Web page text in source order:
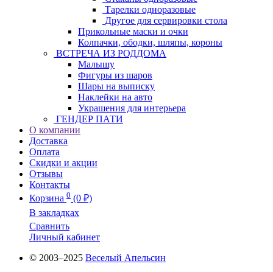
Тарелки одноразовые
Другое для сервировки стола
Прикольные маски и очки
Колпачки, ободки, шляпы, короны
ВСТРЕЧА ИЗ РОДДОМА
Малышу
Фигуры из шаров
Шары на выписку
Наклейки на авто
Украшения для интерьера
ГЕНДЕР ПАТИ
О компании
Доставка
Оплата
Скидки и акции
Отзывы
Контакты
Корзина 0 (0 ₽)
В закладках
Сравнить
Личный кабинет
© 2003–2025 Веселый Апельсин